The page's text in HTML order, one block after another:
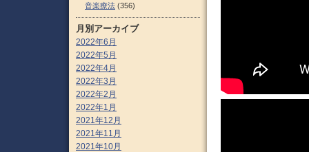
音楽療法 (356)
月別アーカイブ
2022年6月
2022年5月
2022年4月
2022年3月
2022年2月
2022年1月
2021年12月
2021年11月
2021年10月